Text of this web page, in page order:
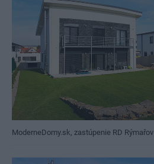
ModerneDomy.sk, zastúpenie RD Rýmařov